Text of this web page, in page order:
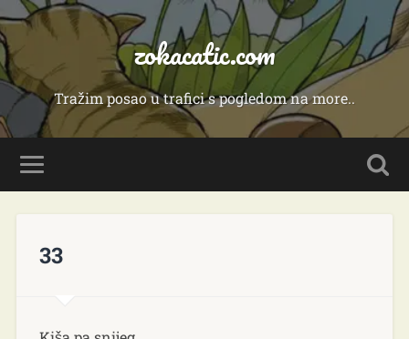
zokacatic.com
Tražim posao u trafici s pogledom na more..
33